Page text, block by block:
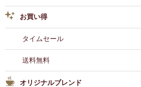
お買い得
タイムセール
送料無料
オリジナルブレンド